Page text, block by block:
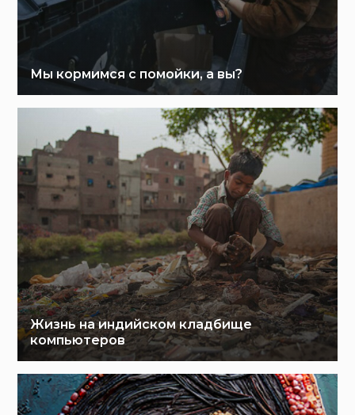
Мы кормимся с помойки, а вы?
Жизнь на индийском кладбище
компьютеров